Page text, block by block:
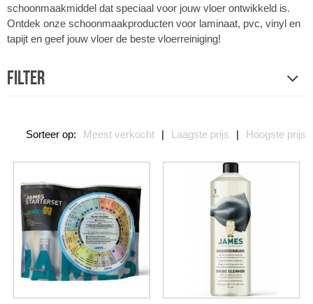
schoonmaakmiddel dat speciaal voor jouw vloer ontwikkeld is.
Ontdek onze schoonmaakproducten voor laminaat, pvc, vinyl en
tapijt en geef jouw vloer de beste vloerreiniging!
Filter
Sorteer op: Meest verkocht | Laagste prijs | Hoogste prijs